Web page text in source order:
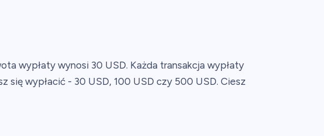
wypłaty wynosi 30 USD. Każda transakcja wypłaty
się wypłacić - 30 USD, 100 USD czy 500 USD. Ciesz